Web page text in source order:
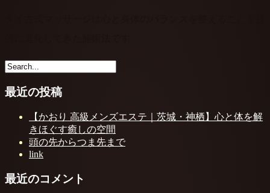
最近の投稿
【かおり 高級メンズエステ｜茨城・神栖】心と体を解
きほぐす癒しの空間
頭の先からつま先まで
link
最近のコメント